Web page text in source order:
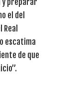
el del
escatima
de que